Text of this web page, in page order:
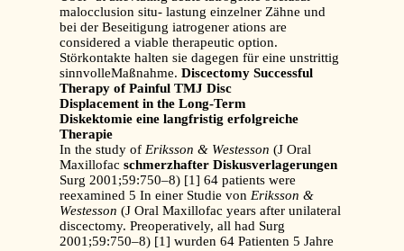
malocclusion situ- lastung einzelner Zähne und
bei der Beseitigung iatrogener ations are
considered a viable therapeutic option.
Störkontakte halten sie dagegen für eine unstrittig
sinnvolleMaßnahme. Discectomy Successful
Therapy of Painful TMJ Disc
Displacement in the Long-Term
Diskektomie eine langfristig erfolgreiche
Therapie
In the study of Eriksson & Westesson (J Oral
Maxillofac schmerzhafter Diskusverlagerungen
Surg 2001;59:750–8) [1] 64 patients were
reexamined 5 In einer Studie von Eriksson &
Westesson (J Oral Maxillofac years after unilateral
discectomy. Preoperatively, all had Surg
2001;59:750–8) [1] wurden 64 Patienten 5 Jahre